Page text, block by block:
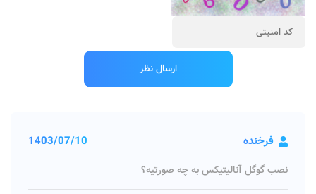
فرخنده 1403/07/10
نصب گوگل آنالیتیکس به چه صورتیه؟